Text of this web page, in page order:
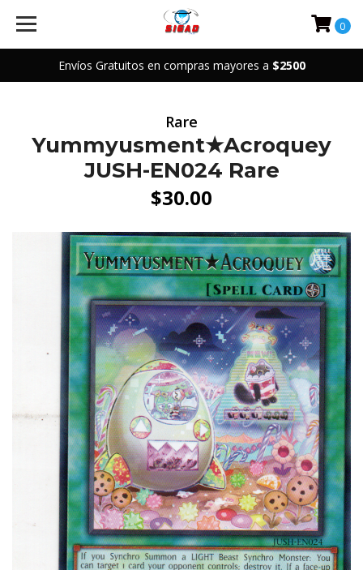
Envíos Gratuitos en compras mayores a $2500
0
Rare
Yummyusment★Acroquey
JUSH-EN024 Rare
$30.00